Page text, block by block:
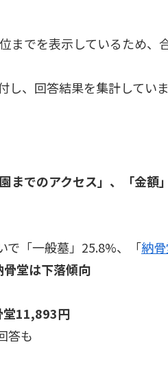
までを表示しているため、
、回答結果を集計していま
でのアクセス」、「金額」
で「一般墓」25.8%、「納
堂は下落傾向
堂11,893円
答も